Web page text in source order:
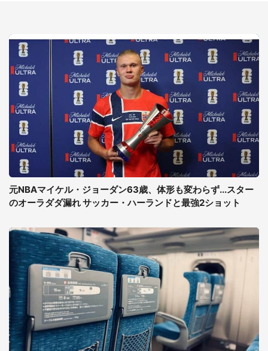
元NBAマイケル・ジョーダン63歳、体形も変わらず...スター
のオーラダダ漏れ サッカー・ハーランドと最強2ショット